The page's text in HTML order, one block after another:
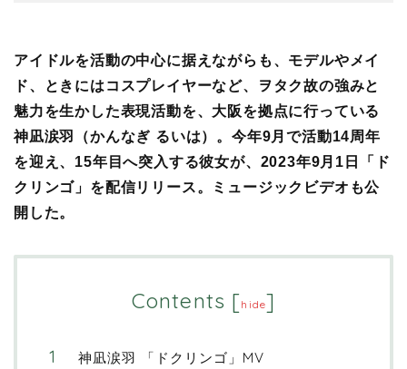
アイドルを活動の中心に据えながらも、モデルやメイ
ド、ときにはコスプレイヤーなど、ヲタク故の強みと
魅力を生かした表現活動を、大阪を拠点に行っている
神凪涙羽（かんなぎ るいは） 。今年9月で活動14周年
を迎え、15年目へ突入する彼女が、2023年9月1日「ド
クリンゴ」を配信リリース。ミュージックビデオも公
開した。
Contents [hide]
神凪涙羽 「ドクリンゴ」MV